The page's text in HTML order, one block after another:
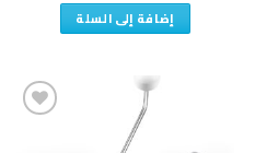
إضافة إلى السلة